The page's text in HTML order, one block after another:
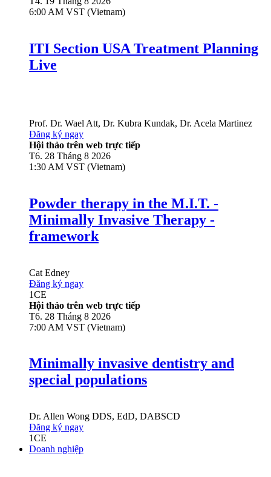
6:00 AM VST (Vietnam)
ITI Section USA Treatment Planning
Live
Prof. Dr. Wael Att, Dr. Kubra Kundak, Dr. Acela Martinez
Đăng ký ngay
Hội thảo trên web trực tiếp
T6. 28 Tháng 8 2026
1:30 AM VST (Vietnam)
Powder therapy in the M.I.T. -
Minimally Invasive Therapy -
framework
Cat Edney
Đăng ký ngay
1CE
Hội thảo trên web trực tiếp
T6. 28 Tháng 8 2026
7:00 AM VST (Vietnam)
Minimally invasive dentistry and
special populations
Dr. Allen Wong DDS, EdD, DABSCD
Đăng ký ngay
1CE
Doanh nghiệp